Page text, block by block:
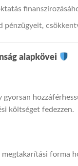
alapkövei
költséget fedezzen.
megtakarítási forma